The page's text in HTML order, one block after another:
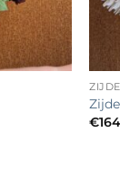
ZIJDE
€